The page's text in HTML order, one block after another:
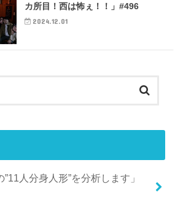
カ所目！西は怖ぇ！！」#496
2024.12.01
人分身人形”を分析します」